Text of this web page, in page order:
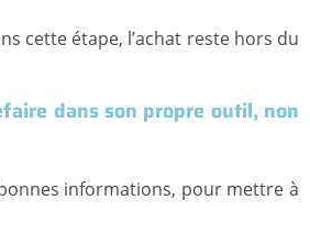
cette étape, l’achat reste hors du
dans son propre outil, non
informations, pour mettre à